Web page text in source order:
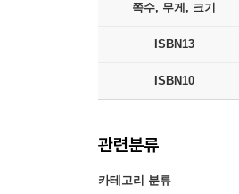
쪽수, 무게, 크기
ISBN13
ISBN10
관련분류
카테고리 분류